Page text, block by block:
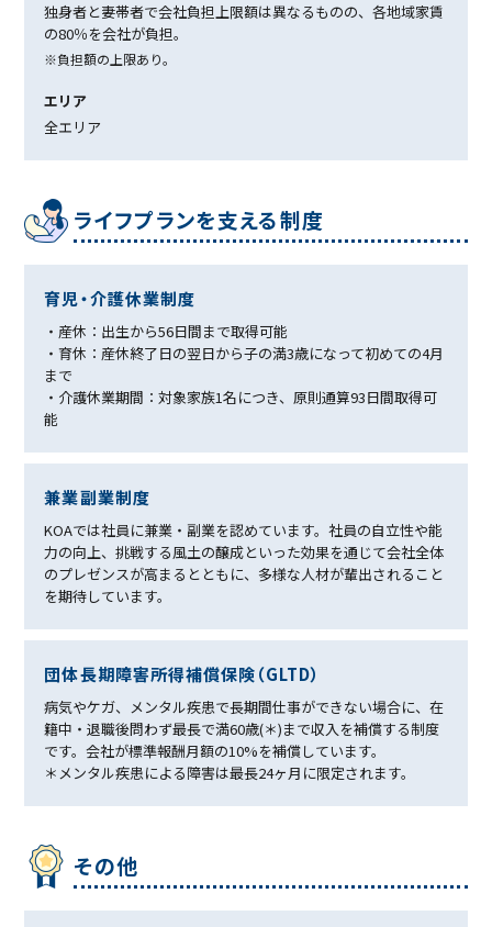
独身者と妻帯者で会社負担上限額は異なるものの、各地域家賃
の80％を会社が負担。
※負担額の上限あり。
エリア
全エリア
ライフプランを⽀える制度
育児・介護休業制度
・産休：出生から56日間まで取得可能
・育休：産休終了日の翌日から子の満3歳になって初めての4月
まで
・介護休業期間：対象家族1名につき、原則通算93日間取得可
能
兼業副業制度
KOAでは社員に兼業・副業を認めています。社員の自立性や能
力の向上、挑戦する風土の醸成といった効果を通じて会社全体
のプレゼンスが高まるとともに、多様な人材が輩出されること
を期待しています。
団体⻑期障害所得補償保険（GLTD）
病気やケガ、メンタル疾患で長期間仕事ができない場合に、在
籍中・退職後問わず最長で満60歳(＊)まで収入を補償する制度
です。会社が標準報酬月額の10%を補償しています。
＊メンタル疾患による障害は最長24ヶ月に限定されます。
その他